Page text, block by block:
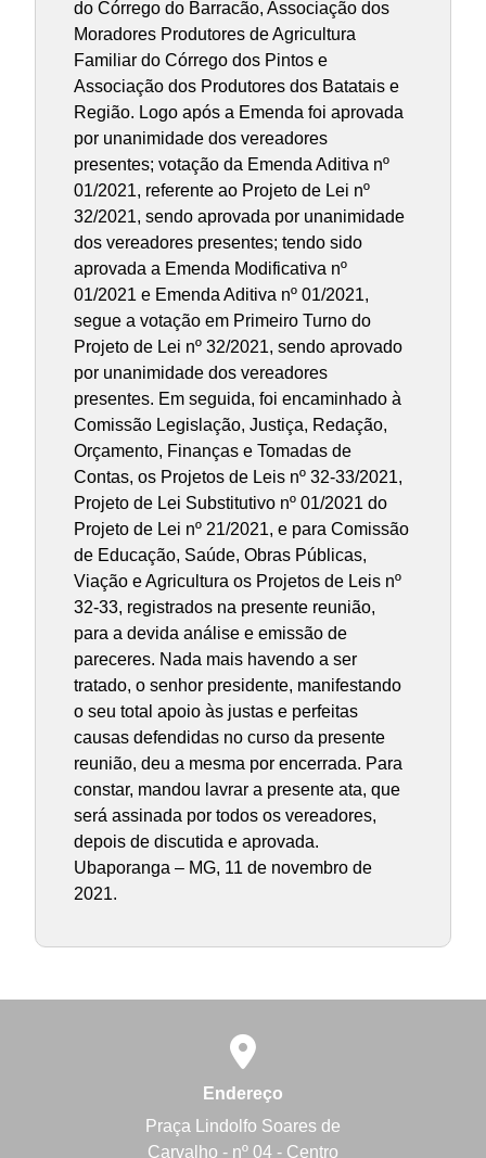
Endereço
Praça Lindolfo Soares de
Carvalho - nº 04 - Centro